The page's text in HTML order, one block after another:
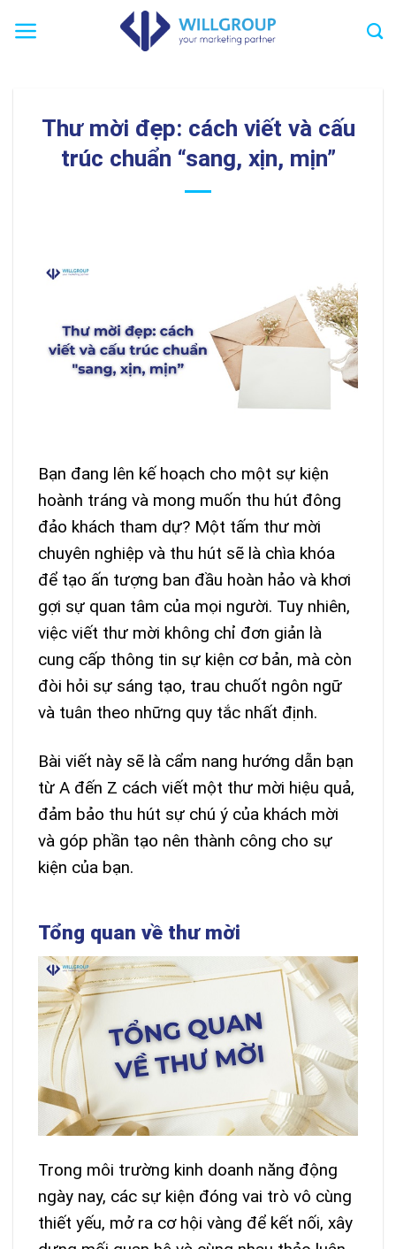
đến
Thư mời đẹp: cách viết và cấu
trúc chuẩn “sang, xịn, mịn”
Bạn đang lên kế hoạch cho một sự kiện
hoành tráng và mong muốn thu hút đông
đảo khách tham dự? Một tấm thư mời
chuyên nghiệp và thu hút sẽ là chìa khóa
để tạo ấn tượng ban đầu hoàn hảo và khơi
gợi sự quan tâm của mọi người. Tuy nhiên,
việc viết thư mời không chỉ đơn giản là
cung cấp thông tin sự kiện cơ bản, mà còn
đòi hỏi sự sáng tạo, trau chuốt ngôn ngữ
và tuân theo những quy tắc nhất định.
Bài viết này sẽ là cẩm nang hướng dẫn bạn
từ A đến Z cách viết một thư mời hiệu quả,
đảm bảo thu hút sự chú ý của khách mời
và góp phần tạo nên thành công cho sự
kiện của bạn.
Tổng quan về thư mời
Trong môi trường kinh doanh năng động
ngày nay, các sự kiện đóng vai trò vô cùng
thiết yếu, mở ra cơ hội vàng để kết nối, xây